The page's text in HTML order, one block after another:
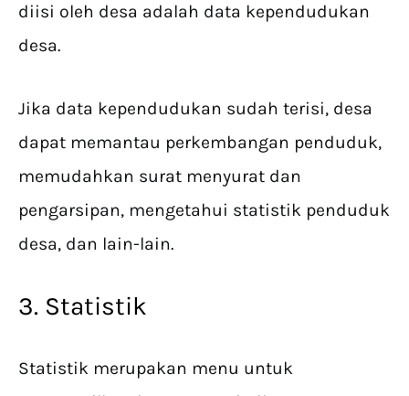
diisi oleh desa adalah data kependudukan
desa.
Jika data kependudukan sudah terisi, desa
dapat memantau perkembangan penduduk,
memudahkan surat menyurat dan
pengarsipan, mengetahui statistik penduduk
desa, dan lain-lain.
3. Statistik
Statistik merupakan menu untuk